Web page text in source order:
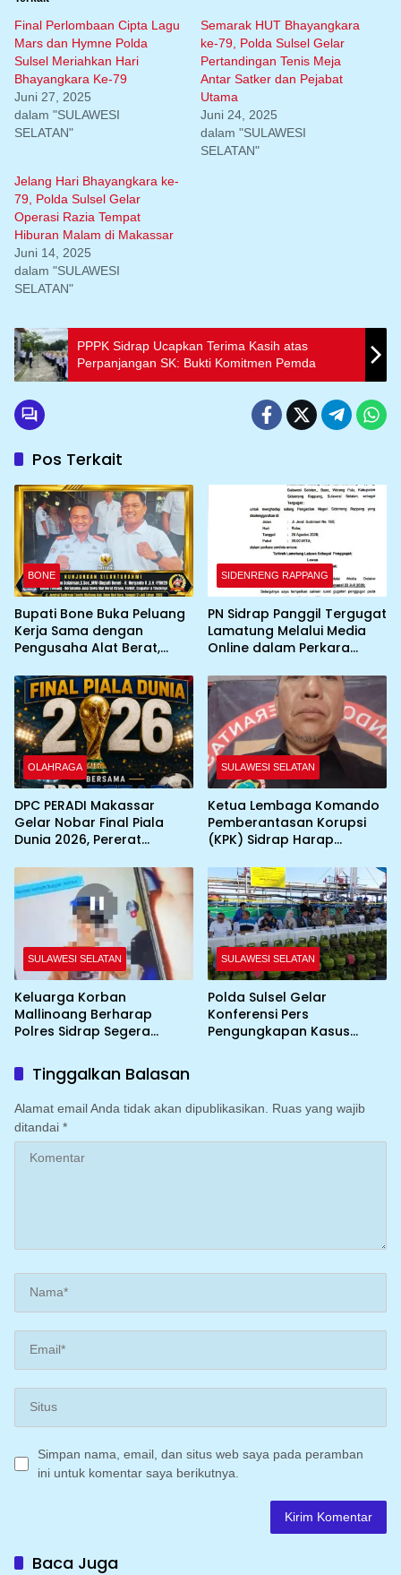
Final Perlombaan Cipta Lagu
Mars dan Hymne Polda
Sulsel Meriahkan Hari
Bhayangkara Ke-79
Juni 27, 2025
dalam "SULAWESI
SELATAN"
Semarak HUT Bhayangkara
ke-79, Polda Sulsel Gelar
Pertandingan Tenis Meja
Antar Satker dan Pejabat
Utama
Juni 24, 2025
dalam "SULAWESI
SELATAN"
Jelang Hari Bhayangkara ke-
79, Polda Sulsel Gelar
Operasi Razia Tempat
Hiburan Malam di Makassar
Juni 14, 2025
dalam "SULAWESI
SELATAN"
PPPK Sidrap Ucapkan Terima Kasih atas
Perpanjangan SK: Bukti Komitmen Pemda
Pos Terkait
BONE
Bupati Bone Buka Peluang
Kerja Sama dengan
Pengusaha Alat Berat,
Percepatan Pembangunan
Daerah
SIDENRENG RAPPANG
PN Sidrap Panggil Tergugat
Lamatung Melalui Media
Online dalam Perkara
OLAHRAGA
DPC PERADI Makassar
Gelar Nobar Final Piala
Dunia 2026, Pererat
SULAWESI SELATAN
Ketua Lembaga Komando
Pemberantasan Korupsi
(KPK) Sidrap Harap
Maksimalkan Penanganan
Kasus
SULAWESI SELATAN
Keluarga Korban
Mallinoang Berharap
Polres Sidrap Segera
Dugaan Pencemaran
Nama Baik di TikTok
SULAWESI SELATAN
Polda Sulsel Gelar
Konferensi Pers
Pengungkapan Kasus
Tinggalkan Balasan
Alamat email Anda tidak akan dipublikasikan.
Ruas yang wajib
ditandai *
Simpan nama, email, dan situs web saya pada peramban
ini untuk komentar saya berikutnya.
Baca Juga